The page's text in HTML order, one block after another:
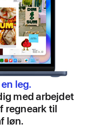
leg.
med arbejdet
regneark til
løn.